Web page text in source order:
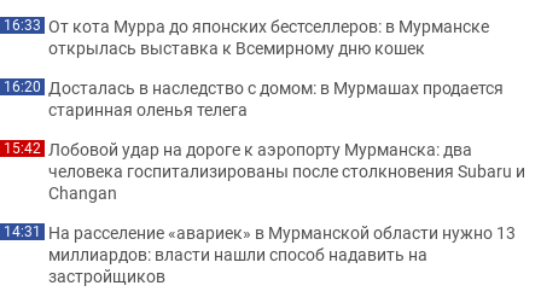
16:33 От кота Мурра до японских бестселлеров: в Мурманске
открылась выставка к Всемирному дню кошек
16:20 Досталась в наследство с домом: в Мурмашах продается
старинная оленья телега
15:42 Лобовой удар на дороге к аэропорту Мурманска: два
человека госпитализированы после столкновения Subaru и
Changan
14:31 На расселение «авариек» в Мурманской области нужно 13
миллиардов: власти нашли способ надавить на
застройщиков